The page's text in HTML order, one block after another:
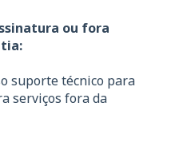
ou fora
suporte técnico para
serviços fora da